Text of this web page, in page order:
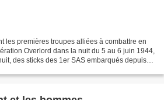
les premières troupes alliées à combattre en
Overlord dans la nuit du 5 au 6 juin 1944,
des sticks des 1er SAS embarqués depuis